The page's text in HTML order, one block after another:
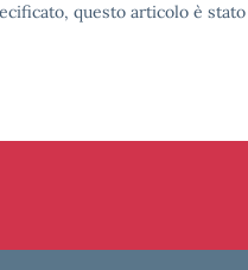
questo articolo è